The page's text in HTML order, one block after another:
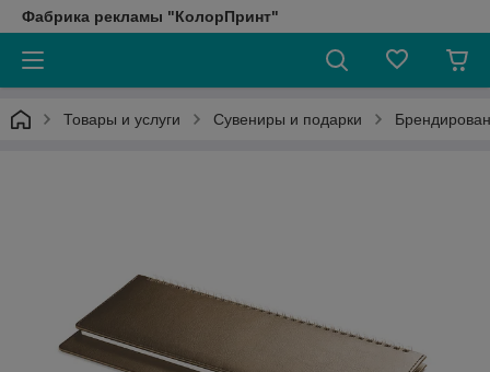
Фабрика рекламы "КолорПринт"
Товары и услуги Сувениры и подарки